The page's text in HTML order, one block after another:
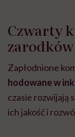
Czwarty
zarodków
Zapłodnione
hodowane w
czasie rozwijają
ich jakość i